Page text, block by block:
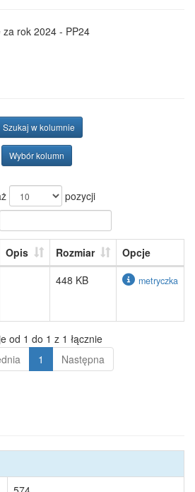
rok 2024 - PP24
Szukaj w kolumnie
Wybór kolumn
pozycji
Opis Rozmiar
Opcje
448 KB metryczka
od 1 do 1 z 1 łącznie
1 Następna